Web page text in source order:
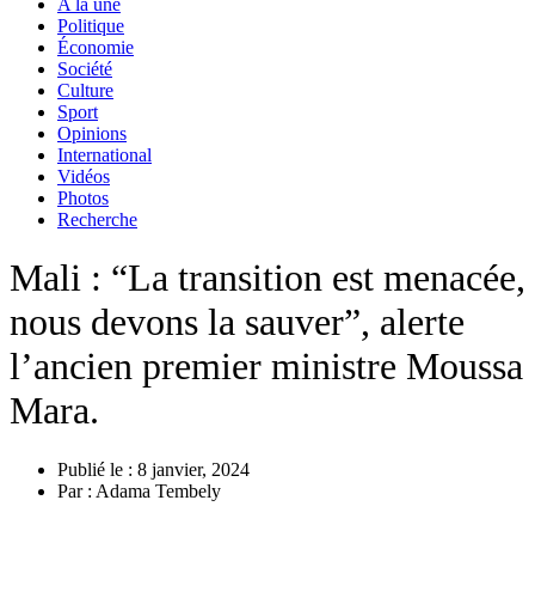
A la une
Politique
Économie
Société
Culture
Sport
Opinions
International
Vidéos
Photos
Recherche
Mali : “La transition est menacée,
nous devons la sauver”, alerte
l’ancien premier ministre Moussa
Mara.
Publié le : 8 janvier, 2024
Par : Adama Tembely